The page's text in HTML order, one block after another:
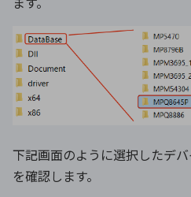
下記画面のように選択したデ
を確認します。